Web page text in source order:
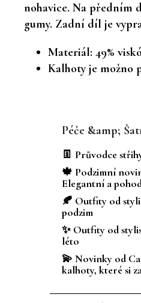
nohavice. Na předním
gumy. Zadní díl je
Materiál: 49%
Kalhoty je možno
Péče &amp;
👖 Průvodce
🍁 Podzimní
Elegantní a
🍂 Outfity od
podzim
✨ Outfity od
léto
💫 Novinky od
kalhoty, které si